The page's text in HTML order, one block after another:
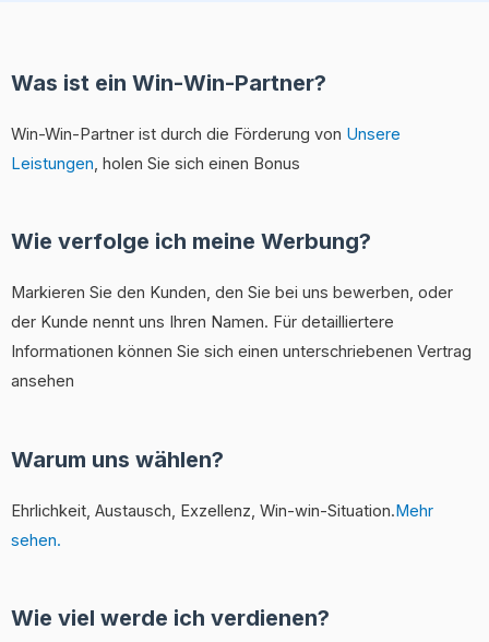
Was ist ein Win-Win-Partner?
Win-Win-Partner ist durch die Förderung von Unsere
Leistungen, holen Sie sich einen Bonus
Wie verfolge ich meine Werbung?
Markieren Sie den Kunden, den Sie bei uns bewerben, oder
der Kunde nennt uns Ihren Namen. Für detailliertere
Informationen können Sie sich einen unterschriebenen Vertrag
ansehen
Warum uns wählen?
Ehrlichkeit, Austausch, Exzellenz, Win-win-Situation.Mehr
sehen.
Wie viel werde ich verdienen?